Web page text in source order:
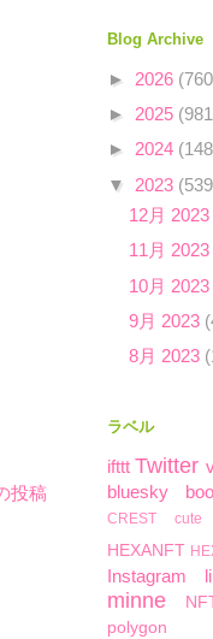
投稿
Blog Archive
► 2026
► 2025
► 2024
▼ 2023
12月 2023
11月 2023
10月 2023
9月 2023
8月 2023
ラベル
ifttt Twitter
bluesky
CREST cute
HEXANFT
Instagram
minne
polygon